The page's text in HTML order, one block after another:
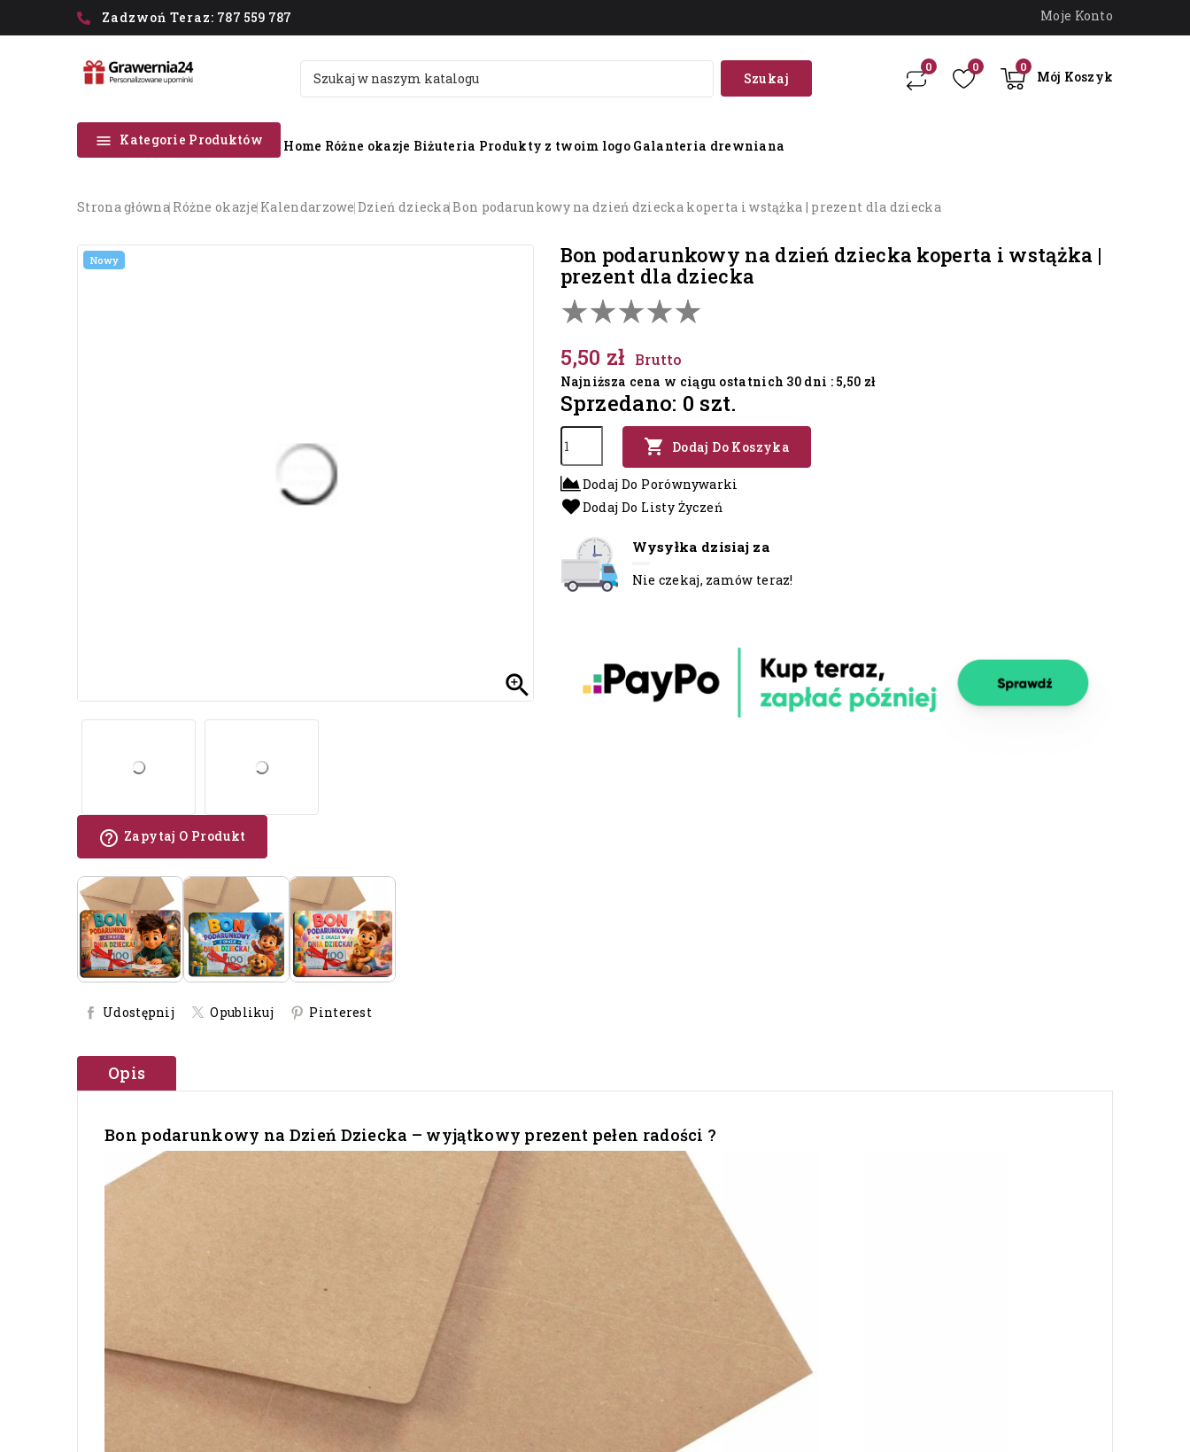
Zadzwoń Teraz: 787 559 787 Moje Konto
0
Mój Koszyk
0
0
Szukaj
 Kategorie Produktów Home Różne okazje Biżuteria Produkty z twoim logo Galanteria drewniana
strona główna różne okazje kalendarzowe dzień dziecka bon podarunkowy na dzień dziecka koperta i wstążka | prezent dla dziecka
Nowy

Nowy
help_outline Zapytaj O Produkt
Udostępnij Opublikuj Pinterest
bon podarunkowy na dzień dziecka koperta i wstążka |
prezent dla dziecka
5,50 zł Brutto
Najniższa cena w ciągu ostatnich 30 dni : 5,50 zł
Sprzedano: 0 szt.
 Dodaj Do Koszyka
Dodaj Do Porównywarki
Dodaj Do Listy Życzeń
Wysyłka dzisiaj za
Nie czekaj, zamów teraz!
Opis
Bon podarunkowy na Dzień Dziecka – wyjątkowy prezent pełen radości ?